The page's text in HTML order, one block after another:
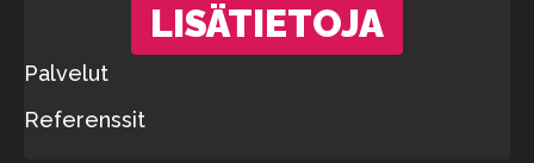
LISÄTIETOJA
Palvelut
Referenssit